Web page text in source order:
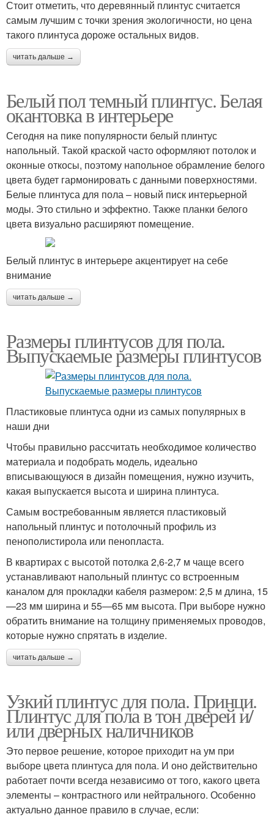
Стоит отметить, что деревянный плинтус считается
самым лучшим с точки зрения экологичности, но цена
такого плинтуса дороже остальных видов.
читать дальше →
Белый пол темный плинтус. Белая
окантовка в интерьере
Сегодня на пике популярности белый плинтус
напольный. Такой краской часто оформляют потолок и
оконные откосы, поэтому напольное обрамление белого
цвета будет гармонировать с данными поверхностями.
Белые плинтуса для пола – новый писк интерьерной
моды. Это стильно и эффектно. Также планки белого
цвета визуально расширяют помещение.
Белый плинтус в интерьере акцентирует на себе
внимание
читать дальше →
Размеры плинтусов для пола.
Выпускаемые размеры плинтусов
Пластиковые плинтуса одни из самых популярных в
наши дни
Чтобы правильно рассчитать необходимое количество
материала и подобрать модель, идеально
вписывающуюся в дизайн помещения, нужно изучить,
какая выпускается высота и ширина плинтуса.
Самым востребованным является пластиковый
напольный плинтус и потолочный профиль из
пенополистирола или пенопласта.
В квартирах с высотой потолка 2,6-2,7 м чаще всего
устанавливают напольный плинтус со встроенным
каналом для прокладки кабеля размером: 2,5 м длина, 15
—23 мм ширина и 55—65 мм высота. При выборе нужно
обратить внимание на толщину применяемых проводов,
которые нужно спрятать в изделие.
читать дальше →
Узкий плинтус для пола. Принци.
Плинтус для пола в тон дверей и/
или дверных наличников
Это первое решение, которое приходит на ум при
выборе цвета плинтуса для пола. И оно действительно
работает почти всегда независимо от того, какого цвета
элементы – контрастного или нейтрального. Особенно
актуально данное правило в случае, если: